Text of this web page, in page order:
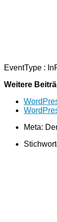
EventType :
Weitere
Meta: